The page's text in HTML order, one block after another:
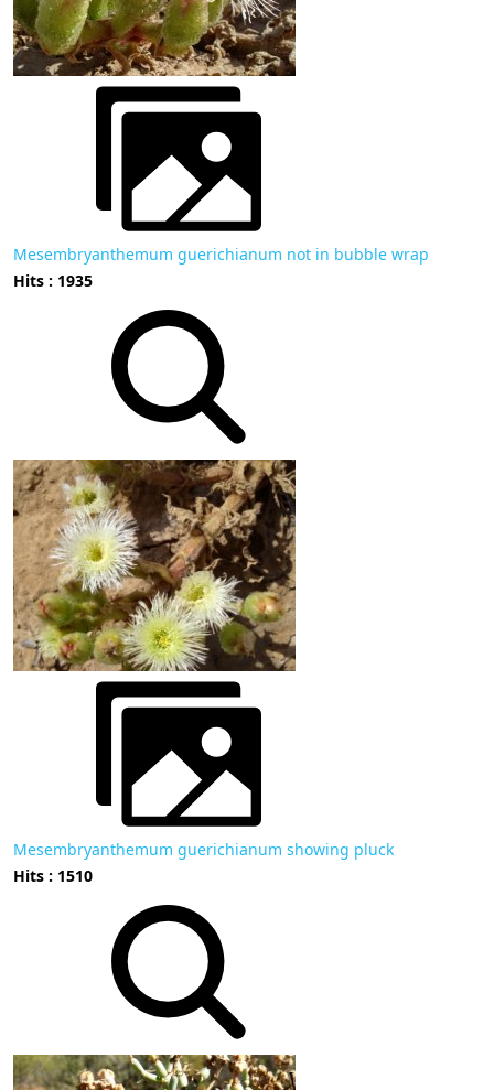
Mesembryanthemum guerichianum not in bubble wrap
Hits : 1935
Mesembryanthemum guerichianum showing pluck
Hits : 1510